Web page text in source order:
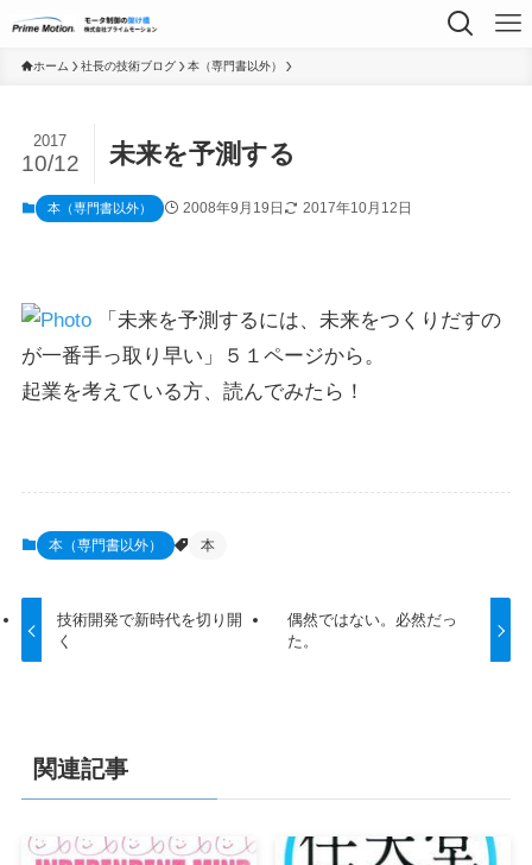
ホーム 社長の技術ブログ 本（専門書以外）
未来を予測する
2017
10/12
本（専門書以外） 2008年9月19日 2017年10月12日
「未来を予測するには、未来をつくりだすの
が一番手っ取り早い」５１ページから。
起業を考えている方、読んでみたら！
本（専門書以外） 本
技術開発で新時代を切り開
く
偶然ではない。必然だっ
た。
関連記事